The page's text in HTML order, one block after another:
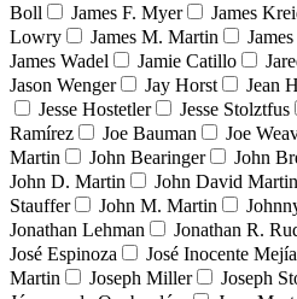
Boll
James F. Myer James
Lowry
James M. Martin
James Wadel
Jamie Catillo
Jason Wenger
Jay Horst Jean
Jesse Hostetler
Jesse Stolztfus
Ramírez
Joe Bauman Joe
Martin
John Bearinger John
John D. Martin
John David Martin
Stauffer
John M. Martin
Jonathan Lehman
Jonathan R.
José Espinoza
José Inocente Mejía
Martin
Joseph Miller Joseph